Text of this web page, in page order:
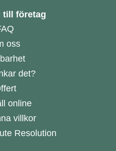
till företag
oss
det?
online
villkor
Resolution